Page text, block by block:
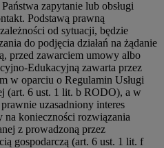
zapytanie lub obsługi
Podstawą prawną
od sytuacji, będzie
do podjęcia działań na żądanie
przed zawarciem umowy albo
Edukacyjną zawarta przez
w oparciu o Regulamin Usługi
(art. 6 ust. 1 lit. b RODO), a w
uzasadniony interes
na konieczności rozwiązania
z prowadzoną przez
gospodarczą (art. 6 ust. 1 lit. f